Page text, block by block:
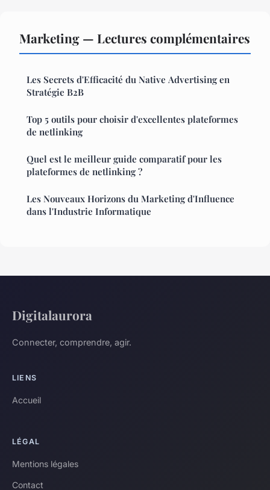
Marketing — Lectures complémentaires
Les Secrets d'Efficacité du Native Advertising en
Stratégie B2B
Top 5 outils pour choisir d'excellentes plateformes
de netlinking
Quel est le meilleur guide comparatif pour les
plateformes de netlinking ?
Les Nouveaux Horizons du Marketing d'Influence
dans l'Industrie Informatique
Digitalaurora
Connecter, comprendre, agir.
LIENS
Accueil
LÉGAL
Mentions légales
Contact